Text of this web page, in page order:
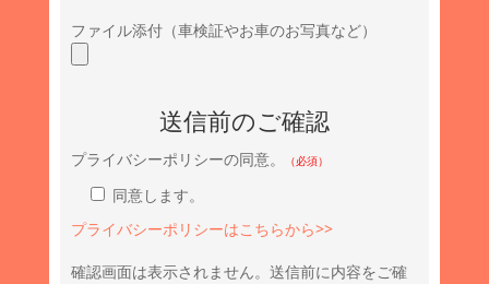
ファイル添付（車検証やお車のお写真など）
送信前のご確認
プライバシーポリシーの同意。 （必須）
同意します。
プライバシーポリシーはこちらから>>
確認画面は表示されません。送信前に内容をご確